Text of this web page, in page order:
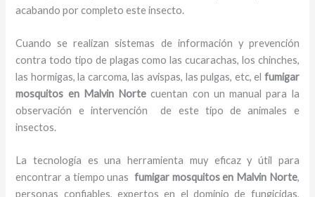
acabando por completo este insecto.
Cuando se realizan sistemas de información y prevención
contra todo tipo de plagas como las cucarachas, los chinches,
las hormigas, la carcoma, las avispas, las pulgas, etc, el fumigar
mosquitos en Malvin Norte cuentan con un manual para la
observación e intervención de este tipo de animales e
insectos.
La tecnología es una herramienta muy eficaz y útil para
encontrar a tiempo unas fumigar mosquitos en Malvin Norte,
personas confiables, expertos en el dominio de fungicidas,